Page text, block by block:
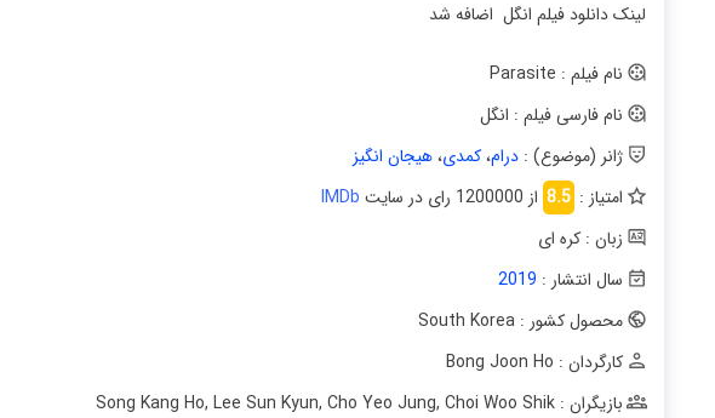
لینک دانلود فیلم انگل اضافه شد
نام فیلم : Parasite
نام فارسی فیلم : انگل
ژانر (موضوع) : درام،کمدی،هیجان انگیز
امتیاز : 8.5 از 1200000 رای در سایت
IMDb
زبان : کره ای
سال انتشار : 2019
محصول کشور : South Korea
کارگردان : Bong Joon Ho
بازیگران : Song Kang Ho
, Lee Sun Kyun, Cho Yeo Jung, Choi Woo Shik